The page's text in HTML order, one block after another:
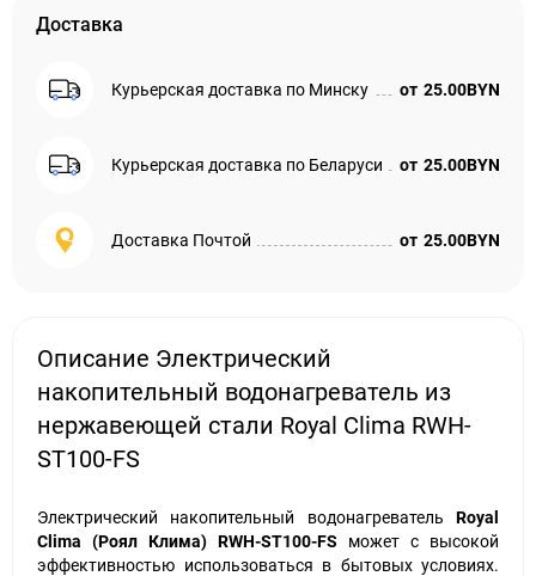
Доставка
Курьерская доставка по Минску от 25.00BYN
Курьерская доставка по Беларуси от 25.00BYN
Доставка Почтой от 25.00BYN
Описание Электрический
накопительный водонагреватель из
нержавеющей стали Royal Clima RWH-
ST100-FS
Электрический накопительный водонагреватель Royal
Clima (Роял Клима) RWH-ST100-FS может с высокой
эффективностью использоваться в бытовых условиях.